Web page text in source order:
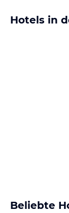
Hotels in
Beliebte